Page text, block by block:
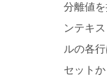
分離値
ンテキ
ルの各
セット